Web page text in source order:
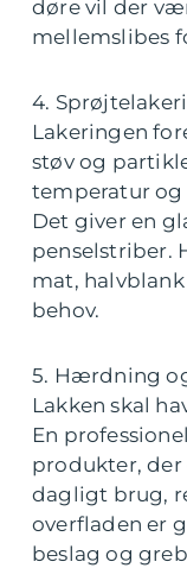
døre vil der
mellemslibes
4.
Lakeringen
støv og
temperatur
Det giver en
penselstriber.
mat,
behov.
5. Hærdning
Lakken skal
En
produkter,
dagligt brug,
overfladen er
beslag og